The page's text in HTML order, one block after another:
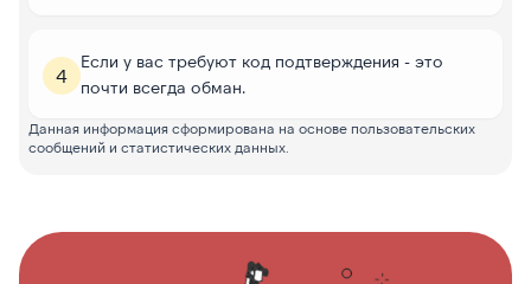
4
Если у вас требуют код подтверждения - это
почти всегда обман.
Данная информация сформирована на основе пользовательских
сообщений и статистических данных.